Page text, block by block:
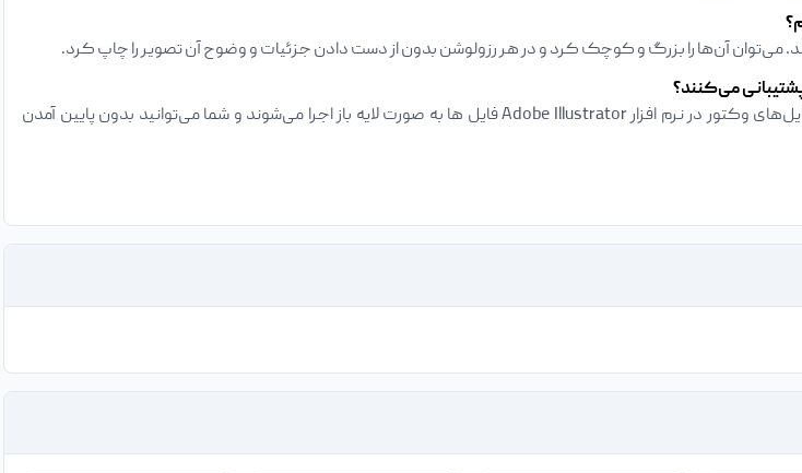
می‌توان آن‌ها را بزرگ و کوچک کرد و در هر رزولوشن بدون از دست دادن جزئیات و وضوح آن تصویر را چاپ کرد.
می‌کنند؟
ادوبی ایلاستریتور و کورل دراو. در صورت باز کردن فایل‌های وکتور در نرم افزار Adobe Illustrator فایل ها به صورت لایه باز اجرا می‌شوند و شما می‌توانید بدون پایین آمدن